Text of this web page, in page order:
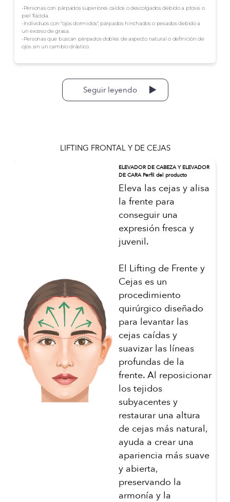
-Personas con párpados superiores caídos o descolgados debido a ptosis o
piel flácida.
-Individuos con "ojos dormidos", párpados hinchados o pesados debido a
un exceso de grasa.
-Personas que buscan párpados dobles de aspecto natural o definición de
ojos sin un cambio drástico.
Seguir leyendo
LIFTING FRONTAL Y DE CEJAS
ELEVADOR DE CABEZA Y ELEVADOR
DE CARA Perfil del producto
Eleva las cejas y alisa
la frente para
conseguir una
expresión fresca y
juvenil.
El Lifting de Frente y
Cejas es un
procedimiento
quirúrgico diseñado
para levantar las
cejas caídas y
suavizar las líneas
profundas de la
frente. Al reposicionar
los tejidos
subyacentes y
restaurar una altura
de cejas más natural,
ayuda a crear una
apariencia más suave
y abierta,
preservando la
armonía y la